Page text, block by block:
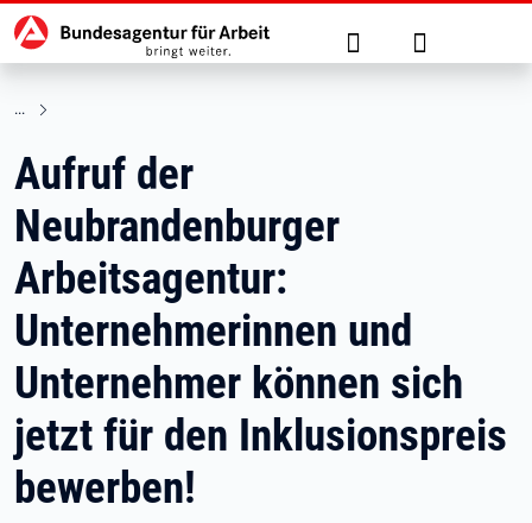
zu den Hauptinhalten springen
Hauptnavigation Suche Anmelden
Aufruf der
Neubrandenburger
Arbeitsagentur:
Unternehmerinnen und
Unternehmer können sich
jetzt für den Inklusionspreis
bewerben!